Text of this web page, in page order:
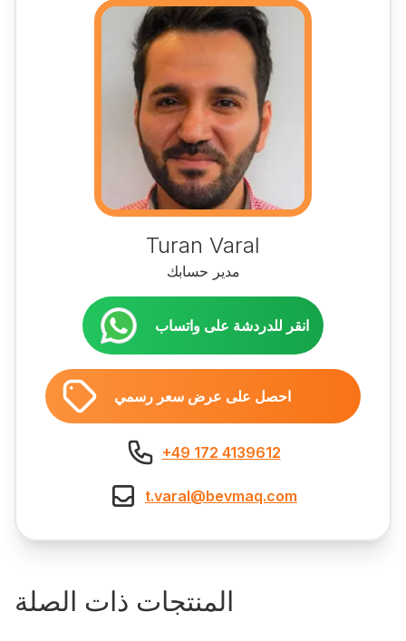
Turan Varal
مدير حسابك
انقر للدردشة على واتساب
احصل على عرض سعر رسمي
+49 172 4139612
t.varal@bevmaq.com
المنتجات ذات الصلة